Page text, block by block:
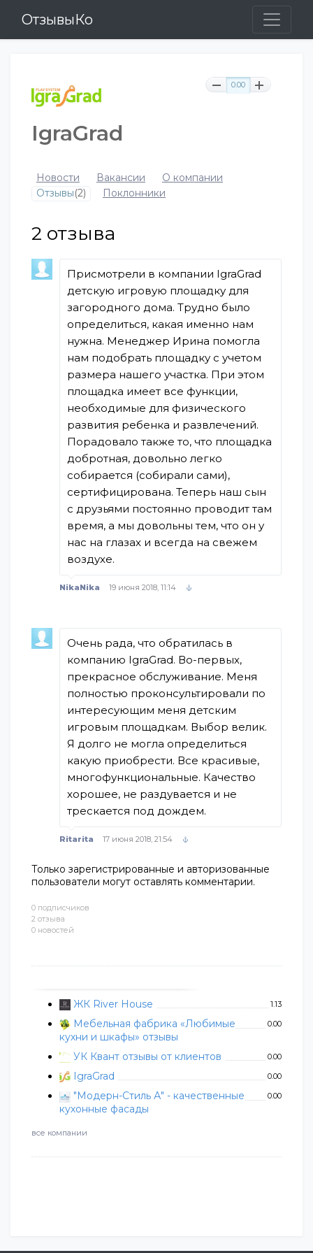
ОтзывыКо
0 подписчиков
2 отзыва
0 новостей
ЖК River House 1.13
Мебельная фабрика «Любимые
кухни и шкафы» отзывы
0.00
УК Квант отзывы от клиентов 0.00
IgraGrad 0.00
"Модерн-Стиль А" - качественные
кухонные фасады
0.00
все компании
0.00
IgraGrad
Новости Вакансии
О компании
Отзывы(2) Поклонники
2 отзыва
Присмотрели в компании IgraGrad
детскую игровую площадку для
загородного дома. Трудно было
определиться, какая именно нам
нужна. Менеджер Ирина помогла
нам подобрать площадку с учетом
размера нашего участка. При этом
площадка имеет все функции,
необходимые для физического
развития ребенка и развлечений.
Порадовало также то, что площадка
добротная, довольно легко
собирается (собирали сами),
сертифицирована. Теперь наш сын
с друзьями постоянно проводит там
время, а мы довольны тем, что он у
нас на глазах и всегда на свежем
воздухе.
NikaNika 19 июня 2018, 11:14
Очень рада, что обратилась в
компанию IgraGrad. Во-первых,
прекрасное обслуживание. Меня
полностью проконсультировали по
интересующим меня детским
игровым площадкам. Выбор велик.
Я долго не могла определиться
какую приобрести. Все красивые,
многофункциональные. Качество
хорошее, не раздувается и не
трескается под дождем.
Ritarita 17 июня 2018, 21:54
Только зарегистрированные и авторизованные
пользователи могут оставлять комментарии.